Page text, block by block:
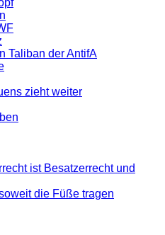
Taliban der AntifA
zieht weiter
ist Besatzerrecht und
die Füße tragen